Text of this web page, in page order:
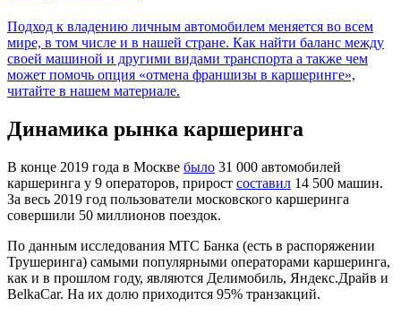
Подход к владению личным автомобилем меняется во всем
мире, в том числе и в нашей стране. Как найти баланс между
своей машиной и другими видами транспорта а также чем
может помочь опция «отмена франшизы в каршеринге»,
читайте в нашем материале.
Динамика рынка каршеринга
В конце 2019 года в Москве было 31 000 автомобилей
каршеринга у 9 операторов, прирост составил 14 500 машин.
За весь 2019 год пользователи московского каршеринга
совершили 50 миллионов поездок.
По данным исследования МТС Банка (есть в распоряжении
Трушеринга) самыми популярными операторами каршеринга,
как и в прошлом году, являются Делимобиль, Яндекс.Драйв и
BelkaCar. На их долю приходится 95% транзакций.